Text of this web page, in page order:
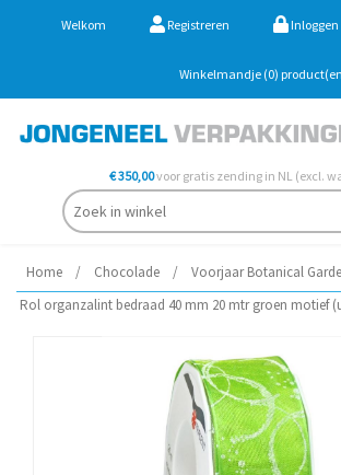
Welkom Registreren Inloggen
Winkelmandje (0)
€ 350,00voor gratis zending in NL (excl.
Home / Chocolade / Voorjaar Botanical
Rol organzalint bedraad 40 mm 20 mtr groen motief